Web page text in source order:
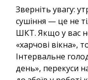
Зверніть увагу:
сушіння — це не
ШКТ. Якщо у вас
«харчові вікна»,
Інтервальне
день», перекуси